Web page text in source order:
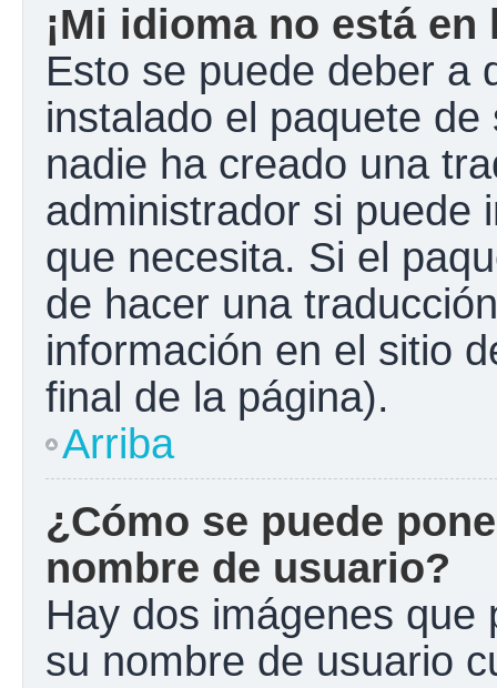
¡Mi idioma no está
Esto se puede deber a
instalado el paquete
nadie ha creado una
administrador si puede
que necesita. Si el
de hacer una
información en el sitio
final de la página).
Arriba
¿Cómo se puede
nombre de usuario?
Hay dos imágenes que
su nombre de usuario